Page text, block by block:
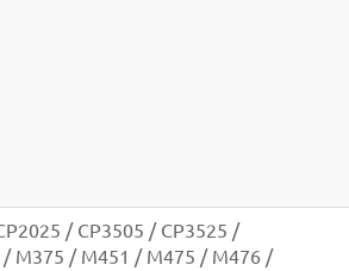
/ CP3505 / CP3525 /
M375 / M451 / M475 / M476 /